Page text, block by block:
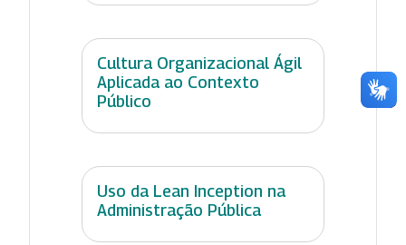
Cultura Organizacional Ágil
Aplicada ao Contexto
Público
Uso da Lean Inception na
Administração Pública